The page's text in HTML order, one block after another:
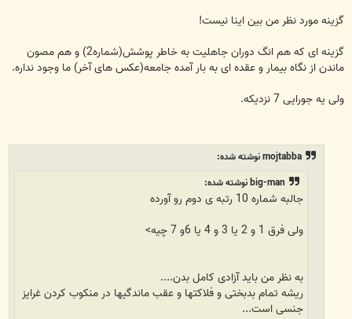
گزینه مورد نظر من بین اینا نیست!
گزینه ای که هم انگ دوران جاهلیت به خاطر پوشش(شماره2) و هم مصون
ماندن از نگاه بیمار و عقده ای به بار آمده جامعه(عکس های آخر) ما وجود نداره.
ولی یه جورایی 7 نزدیکه.
mojtabba نوشته شده:
big-man نوشته شده:
جالبه شماره 10 رتبه ی دوم رو آورده
ولی فرق 1 و 2 یا 3 و 4 یا 6و 7 چیه>
به نظر من باید آزادی کامل بدن....
ریشه تمام بدبختی و فلاکتها و عقب ماندگیها در منکوب کردن غرایز
جنسی است...